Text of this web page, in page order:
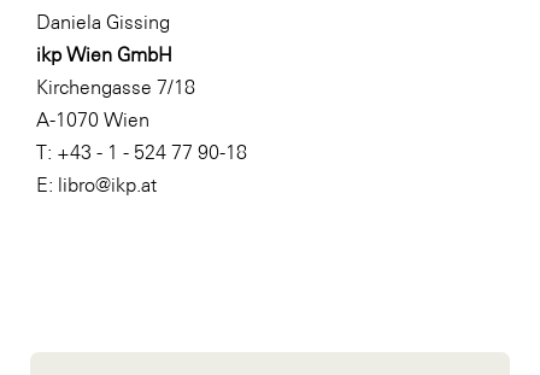
WKS Fachgruppe Finanzdienstleister
WK UBIT
Zühlke
Media
Daniela Gissing
ikp Wien GmbH
Kirchengasse 7/18
A-1070 Wien
T: +43 - 1 - 524 77 90-18
E: libro@ikp.at